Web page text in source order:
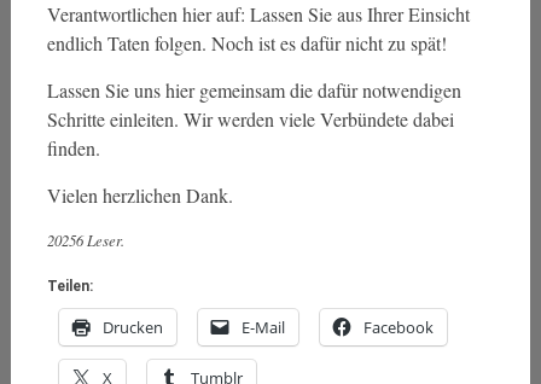
Verantwortlichen hier auf: Lassen Sie aus Ihrer Einsicht
endlich Taten folgen. Noch ist es dafür nicht zu spät!
Lassen Sie uns hier gemeinsam die dafür notwendigen
Schritte einleiten. Wir werden viele Verbündete dabei
finden.
Vielen herzlichen Dank.
20256 Leser.
Teilen:
Drucken E-Mail Facebook
X Tumblr